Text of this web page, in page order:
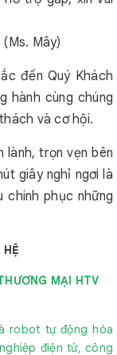
Mây)
đến Quý Khách
hành cùng chúng
và cơ hội.
lành, trọn vẹn bên
giây nghỉ ngơi là
chinh phục những
MẠI HTV
robot tự động hóa
điện tử, công